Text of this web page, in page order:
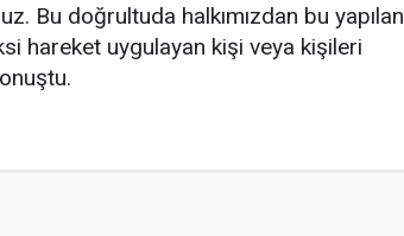
Bu doğrultuda halkımızdan bu yapılan
hareket uygulayan kişi veya kişileri